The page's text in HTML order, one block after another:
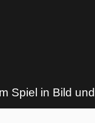
Spiel in Bild